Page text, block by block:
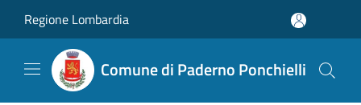
Regione Lombardia
Comune di Paderno Ponchielli